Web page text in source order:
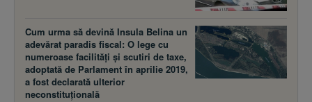
Cum urma să devină Insula Belina un
adevărat paradis fiscal: O lege cu
numeroase facilităţi şi scutiri de taxe,
adoptată de Parlament în aprilie 2019,
a fost declarată ulterior
neconstituţională